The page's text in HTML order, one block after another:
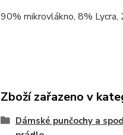
90% mikrovlákno, 8% Lycra,
Zboží zařazeno v
Dámské punčochy a